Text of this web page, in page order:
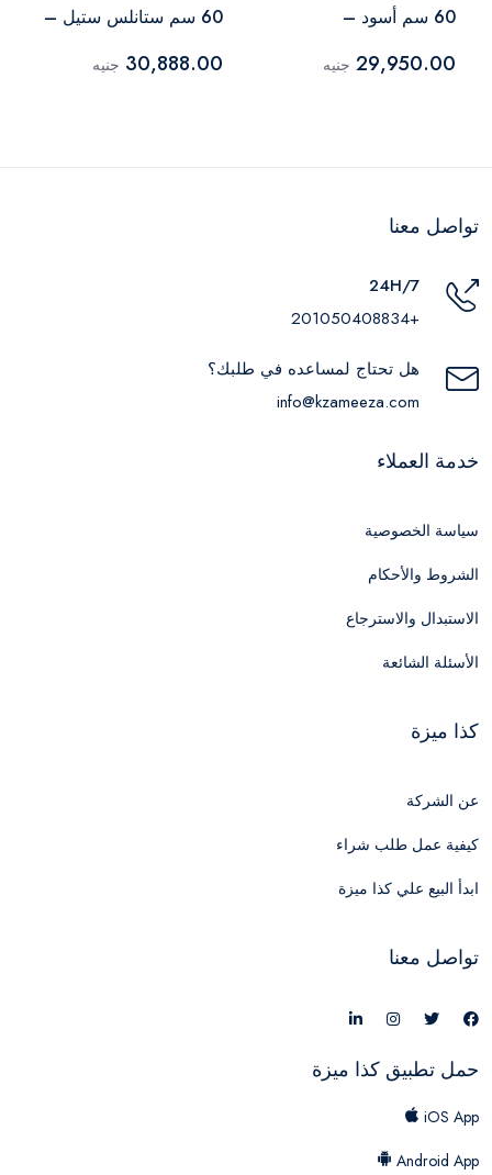
60 سم أسود –
29,950.00 جنيه
60 سم ستانلس ستيل –
30,888.00 جنيه
تواصل معنا
24H/7
+201050408834
هل تحتاج لمساعده في طلبك؟
info@kzameeza.com
خدمة العملاء
سياسة الخصوصية
الشروط والأحكام
الاستبدال والاسترجاع
الأسئلة الشائعة
كذا ميزة
عن الشركة
كيفية عمل طلب شراء
ابدأ البيع علي كذا ميزة
تواصل معنا
حمل تطبيق كذا ميزة
iOS App
Android App